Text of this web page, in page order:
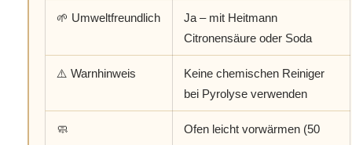
🌱 Umweltfreundlich
Ja – mit Heitmann
Citronensäure oder Soda
⚠️ Warnhinweis
Keine chemischen Reiniger
bei Pyrolyse verwenden
🧼
Ofen leicht vorwärmen (50